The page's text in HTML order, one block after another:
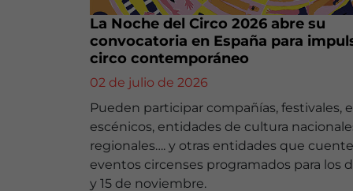
La Noche del Circo 2026 abre su
convocatoria en España para
circo contemporáneo
02 de julio de 2026
Pueden participar compañías, festivales,
escénicos, entidades de cultura
regionales…. y otras entidades que cuente
eventos circenses programados para los
y 15 de noviembre.